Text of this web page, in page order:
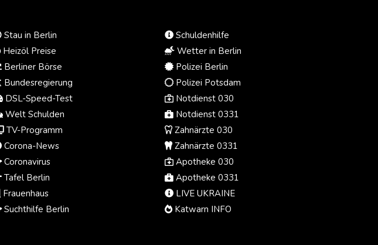
Industrie (BDI), Holger Lösch, der
"Rheinischen Post". "Das erhöht die
Transportkapazitäten auch bei
Niedrigwasser und stärkt die
Resilienz der
Wertschöpfungsketten."
Stau in Berlin
Heizöl Preise
Berliner Börse
Bundesregierung
DSL-Speed-Test
Welt Schulden
TV-Programm
Corona-News
Coronavirus
Tafel Berlin
Frauenhaus
Suchthilfe Berlin
Schuldenhilfe
Wetter in Berlin
Polizei Berlin
Polizei Potsdam
Notdienst 030
Notdienst 0331
Zahnärzte 030
Zahnärzte 0331
Apotheke 030
Apotheke 0331
LIVE UKRAINE
Katwarn INFO